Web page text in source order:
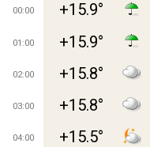
00:00 +15.9°
01:00 +15.9°
02:00 +15.8°
03:00 +15.8°
04:00 +15.5°